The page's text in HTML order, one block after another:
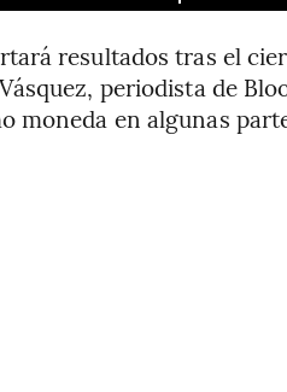
resultados tras el
periodista de
moneda en algunas